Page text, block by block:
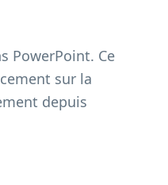
PowerPoint. Ce
sur la
depuis